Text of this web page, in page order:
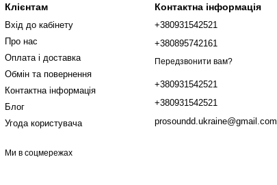
Клієнтам
Вхід до кабінету
Про нас
Оплата і доставка
Обмін та повернення
Контактна інформація
Блог
Угода користувача
Ми в соцмережах
Контактна інформація
+380931542521
+380895742161
Передзвонити вам?
+380931542521
+380931542521
prosoundd.ukraine@gmail.com